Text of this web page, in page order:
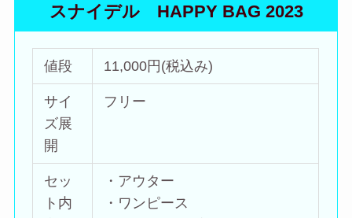
スナイデル HAPPY BAG 2023
値段 11,000円(税込み)
サイ
ズ展
開
フリー
セッ
ト内
・アウター
・ワンピース